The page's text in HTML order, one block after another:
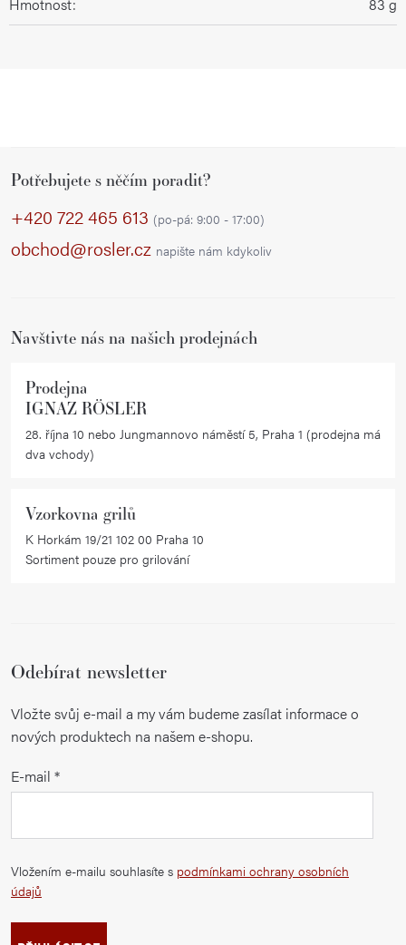
Hmotnost: 83 g
Potřebujete s něčím poradit?
+420 722 465 613 (po-pá: 9:00 - 17:00)
obchod@rosler.cz napište nám kdykoliv
Navštivte nás na našich prodejnách
Prodejna
IGNAZ RÖSLER
28. října 10 nebo Jungmannovo náměstí 5, Praha 1 (prodejna má
dva vchody)
Vzorkovna grilů
K Horkám 19/21 102 00 Praha 10
Sortiment pouze pro grilování
Odebírat newsletter
Vložte svůj e-mail a my vám budeme zasílat informace o
nových produktech na našem e-shopu.
E-mail
Vložením e-mailu souhlasíte s podmínkami ochrany osobních
údajů